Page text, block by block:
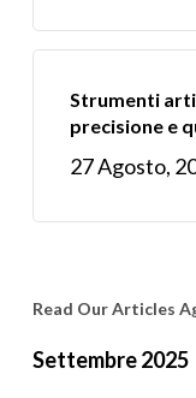
Strumenti
precisione e
27 Agosto,
Read Our Articles
Settembre 2025